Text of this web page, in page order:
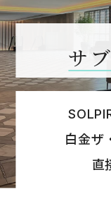
サ
白金ザ
直